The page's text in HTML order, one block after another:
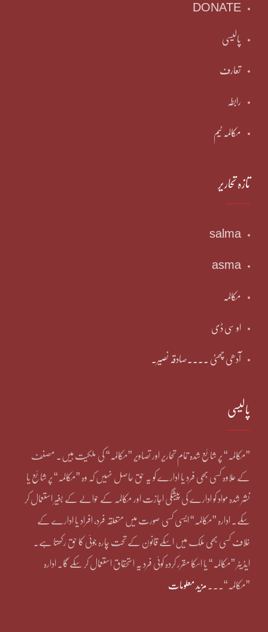
DONATE
پالیسی
تعارف
رابطہ
مکالمہ ٹیم
تازہ تحاریر
salma
asma
مکالمہ
او سی ڈی
آدھی چھٹی ۔۔۔۔صادقہ نصیر۔
پالیسی
”مکالمہ“ پر شائع شدہ تمام تحاریر اور تصاویر ”مکالمہ“ کی ملکیت ہیں۔ مصنف
کے علاوہ کسی بھی فرد یا ادارے کو یہ حق حاصل نہیں کہ وہ ”مکالمہ“ پر شائع یا
نشر شدہ مواد کو ادارے کی پیشگی اجازت اور مکالمہ کے حوالے کے بغیر استعمال کر
سکے۔ ادارہ ”مکالمہ“ ایسی کسی صورت میں متعلقہ فرد، افراد یا ادارے کے
خلاف کسی بھی ملک میں اسکے قانون کے تحت چارہ جوئی کا حق رکھتا ہے۔
ایڈیٹر ”مکالمہ“ یا اسکا مقرر کردہ کوئی فرد یہ استحقاق استعمال کر سکے گا۔ ادارہ
”مکالمہ“۔۔۔ مزید معلومات